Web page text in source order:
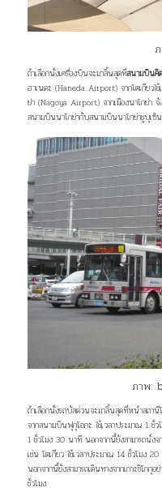
ถ้าเลือกนั่งเครื่องบินจะมาสิ้นสุดที่สนามบินคิ
ฮาเนดะ (Haneda Airport) จากโตเกียวใ
ย่า (Nagoya Airport) จากเมืองนาโกย่า
สนามบินนาโกย่ากับสนามบินนาโกย่าชูบุเซ็
ภาพ:
ถ้าเลือกนั่งรถบัสด่วนจะมาสิ้นสุดที่หน้าสถา
จากสนามบินฟุกุโอกะ ใช้เวลาประมาณ 1 ชั่
1 ชั่วโมง 30 นาที นอกจากนี้ยังสามารถนั่งจ
เช่น โตเกียว ใช้เวลาประมาณ 14 ชั่วโมง
นอกจากนี้ยังสามารถเดินทางจากเกาะชิโกกุ
ชั่วโมง